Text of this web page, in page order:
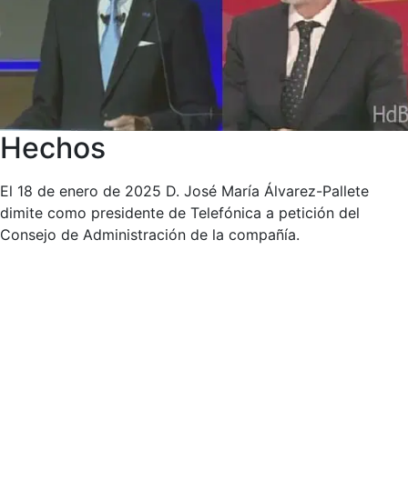
Hechos
El 18 de enero de 2025 D. José María Álvarez-Pallete
dimite como presidente de Telefónica a petición del
Consejo de Administración de la compañía.